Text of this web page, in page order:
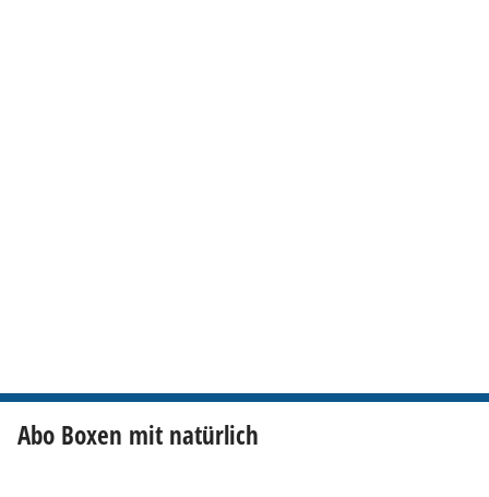
Abo Boxen mit natürlich